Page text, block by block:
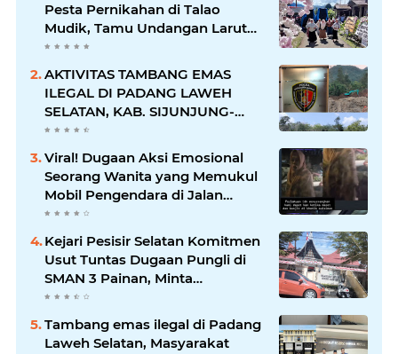
Pesta Pernikahan di Talao
Mudik, Tamu Undangan Larut
dalam Suasana Penuh
AKTIVITAS TAMBANG EMAS
ILEGAL DI PADANG LAWEH
SELATAN, KAB. SIJUNJUNG-
SUMBAR SEMAKIN
MERAJALELA
Viral! Dugaan Aksi Emosional
Seorang Wanita yang Memukul
Mobil Pengendara di Jalan
Khatib Sulaiman
Kejari Pesisir Selatan Komitmen
Usut Tuntas Dugaan Pungli di
SMAN 3 Painan, Minta
Inspektorat Sumbar Lakukan
Pemeriksaan
Tambang emas ilegal di Padang
Laweh Selatan, Masyarakat